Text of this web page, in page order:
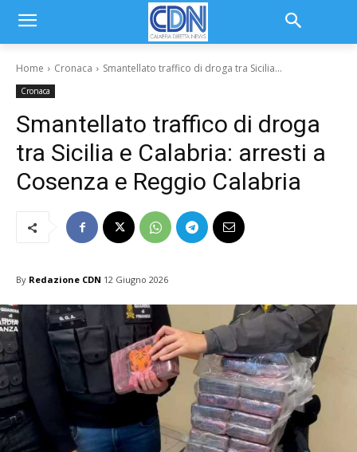
Home Cronaca Smantellato traffico di droga tra Sicilia...
Cronaca
Smantellato traffico di droga
tra Sicilia e Calabria: arresti a
Cosenza e Reggio Calabria
By Redazione CDN 12 Giugno 2026